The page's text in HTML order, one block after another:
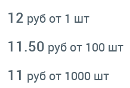
12 руб от 1 шт
11.50 руб от 100 шт
11 руб от 1000 шт